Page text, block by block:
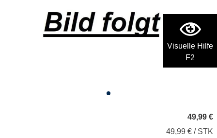
Visuelle Hilfe
F2
49,99 €
49,99 € / STK